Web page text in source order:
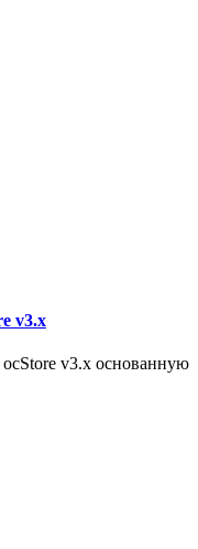
v3.x
v3.x основанную